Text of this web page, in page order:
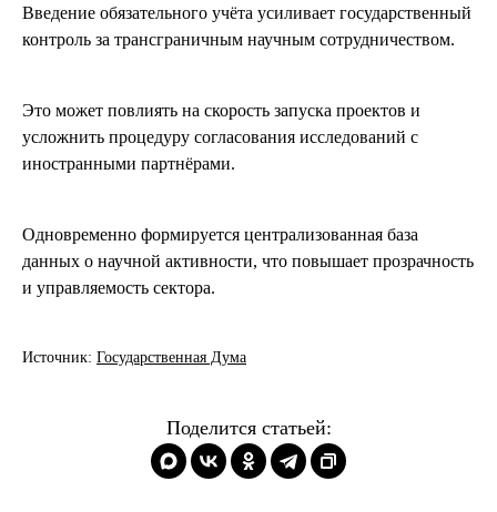
Введение обязательного учёта усиливает государственный
контроль за трансграничным научным сотрудничеством.
Это может повлиять на скорость запуска проектов и
усложнить процедуру согласования исследований с
иностранными партнёрами.
Одновременно формируется централизованная база
данных о научной активности, что повышает прозрачность
и управляемость сектора.
Источник: Государственная Дума
Поделится статьей: